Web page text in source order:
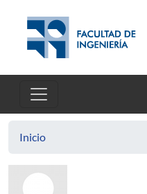
Inicio